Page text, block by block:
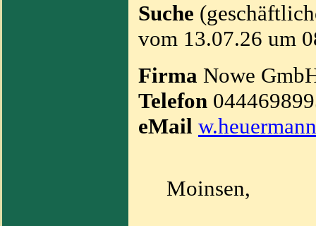
Suche
vom 13.07.26 um
Firma Nowe
Telefon
eMail
Moinsen,